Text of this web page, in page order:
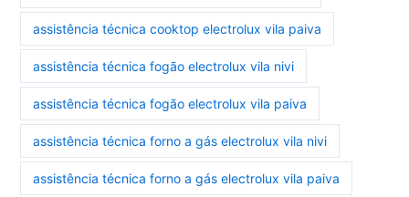
assistência técnica cooktop electrolux vila paiva
assistência técnica fogão electrolux vila nivi
assistência técnica fogão electrolux vila paiva
assistência técnica forno a gás electrolux vila nivi
assistência técnica forno a gás electrolux vila paiva